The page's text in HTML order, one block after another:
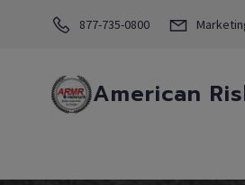
877-735-0800
American